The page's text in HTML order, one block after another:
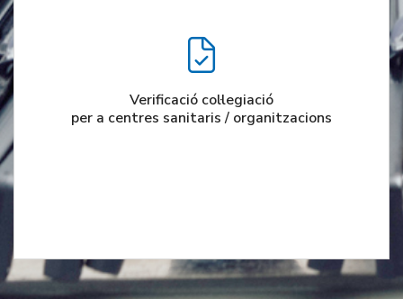
Verificació col·legiació
per a centres sanitaris / organitzacions